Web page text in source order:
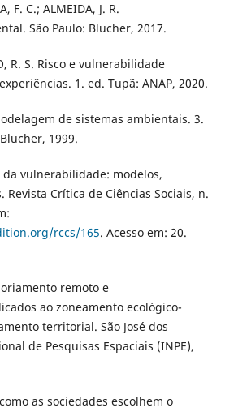
F. C.; ALMEIDA, J. R.
São Paulo: Blucher, 2017.
R. S. Risco e vulnerabilidade
1. ed. Tupã: ANAP, 2020.
de sistemas ambientais. 3.
1999.
da vulnerabilidade: modelos,
Revista Crítica de Ciências Sociais, n.
rccs/165. Acesso em: 20.
remoto e
ao zoneamento ecológico-
territorial. São José dos
de Pesquisas Espaciais (INPE),
as sociedades escolhem o